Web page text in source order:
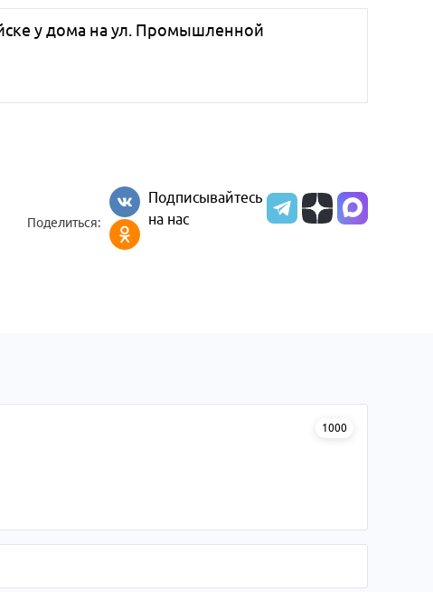
у дома на ул. Промышленной
Поделиться:
Подписывайтесь
на нас
1000